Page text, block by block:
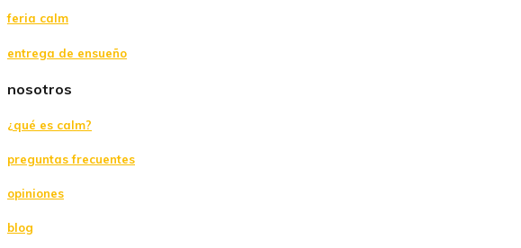
feria calm
entrega de ensueño
nosotros
¿qué es calm?
preguntas frecuentes
opiniones
blog